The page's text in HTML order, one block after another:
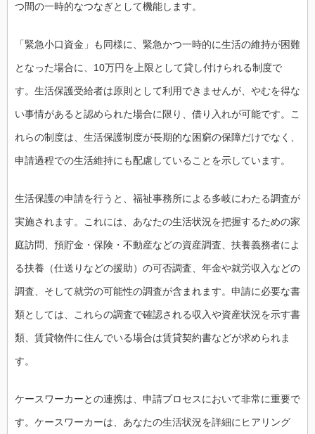
つ間の一時的なつなぎとして機能します。
「緊急小口資金」も同様に、緊急かつ一時的に生活の維持が困難
となった場合に、10万円を上限として貸し付けられる制度で
す。生活保護受給者は原則として利用できませんが、やむを得な
い事情があると認められた場合に限り、借り入れが可能です。こ
れらの制度は、生活保護制度が長期的な困窮の保障だけでなく、
申請過程での生活維持にも配慮していることを示しています。
生活保護の申請を行うと、福祉事務所による多岐にわたる調査が
実施されます。これには、あなたの生活状況を把握するための家
庭訪問、預貯金・保険・不動産などの資産調査、扶養義務者によ
る扶養（仕送りなどの援助）の可否調査、年金や就労収入などの
調査、そして就労の可能性の調査が含まれます。申請に必要な書
類としては、これらの調査で確認される収入や資産状況を示す書
類、賃貸物件に住んでいる場合は賃貸契約書などが求められま
す。
ケースワーカーとの連携は、申請プロセスにおいて非常に重要で
す。ケースワーカーは、あなたの生活状況を詳細にヒアリング